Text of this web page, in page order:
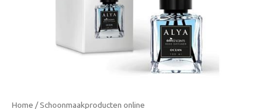
Home /Schoonmaakproducten online